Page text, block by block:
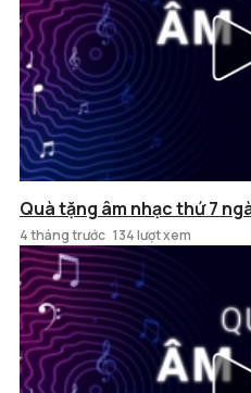
Quà tặng âm nhạc thứ 7
4 tháng trước 134 lượt xem